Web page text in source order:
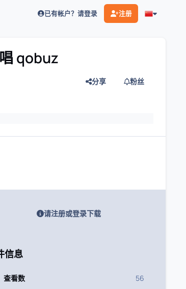
已有帐户？请登录 注册
qobuz
分享 粉丝
请注册或登录下载
信息
查看数 56